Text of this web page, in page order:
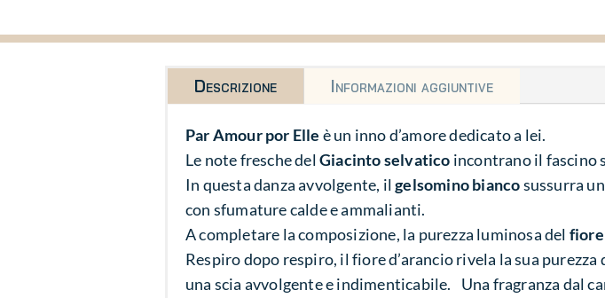
Descrizione Informazioni aggiuntive
Par Amour por Elle è un inno d’amore dedicato a lei.
Le note fresche delGiacinto selvatico incontrano il fascino
In questa danza avvolgente, ilgelsomino biancosussurra
con sfumature calde e ammalianti.
A completare la composizione, la purezza luminosa del fiore
Respiro dopo respiro, il fiore d’arancio rivela la sua
una scia avvolgente e indimenticabile. Una fragranza dal